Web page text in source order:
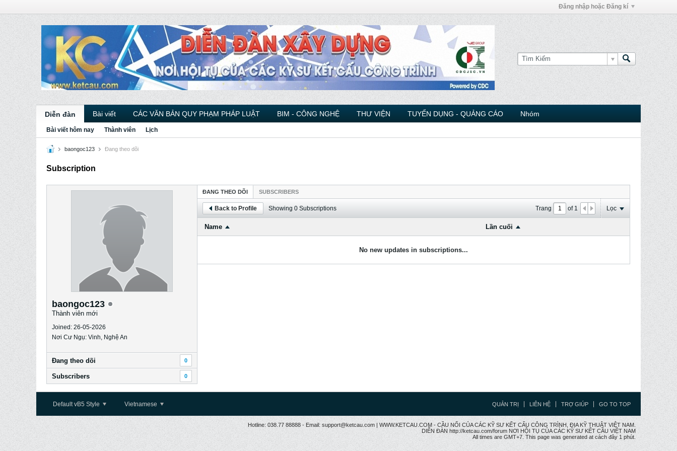
Đăng nhập hoặc Đăng kí
Diễn đàn Bài viết CÁC VĂN BẢN QUY PHẠM PHÁP LUẬT BIM - CÔNG NGHỆ THƯ VIỆN TUYỂN DỤNG - QUẢNG CÁO Nhóm
Bài viết hôm nay Thành viên Lịch
baongoc123 Ðang theo dõi
Subscription
baongoc123
Thành viên mới
Joined: 26-05-2026
Nơi Cư Ngụ: Vinh, Nghệ An
Ðang theo dõi 0
Subscribers 0
ÐANG THEO DÕI SUBSCRIBERS
Back to Profile Showing 0 Subscriptions Trang of 1 Lọc
Name Lần cuối
No new updates in subscriptions...
Default vB5 Style Vietnamese QUẢN TRỊ LIÊN HỆ TRỢ GIÚP GO TO TOP
Hotline: 038.77 88888 - Email: support@ketcau.com | WWW.KETCAU.COM - CẦU NỐI CỦA CÁC KỸ SƯ KẾT CẤU CÔNG TRÌNH, ĐỊA KỸ THUẬT VIỆT NAM.
DIỄN ĐÀN http://ketcau.com/forum NƠI HỘI TỤ CỦA CÁC KỸ SƯ KẾT CÂU VIỆT NAM
All times are GMT+7. This page was generated at cách đây 1 phút.